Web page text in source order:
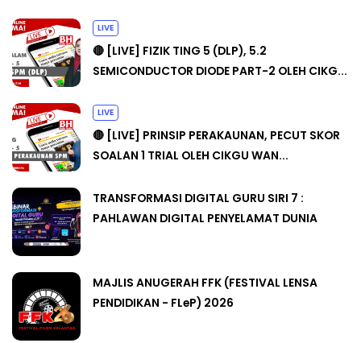
LIVE
🔴 [LIVE] FIZIK TING 5 (DLP), 5.2
SEMICONDUCTOR DIODE PART-2 OLEH CIKG...
LIVE
🔴 [LIVE] PRINSIP PERAKAUNAN, PECUT SKOR
SOALAN 1 TRIAL OLEH CIKGU WAN...
TRANSFORMASI DIGITAL GURU SIRI 7 :
PAHLAWAN DIGITAL PENYELAMAT DUNIA
MAJLIS ANUGERAH FFK (FESTIVAL LENSA
PENDIDIKAN - FLeP) 2026